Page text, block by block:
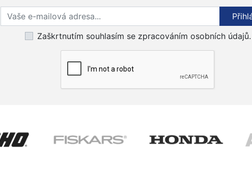
Přihlaste se k odběru novinek
Zaškrtnutím souhlasím se zpracováním osobních údajů.